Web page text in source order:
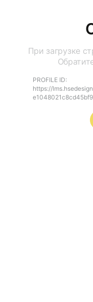
При загрузке
PROFILE ID:
https://